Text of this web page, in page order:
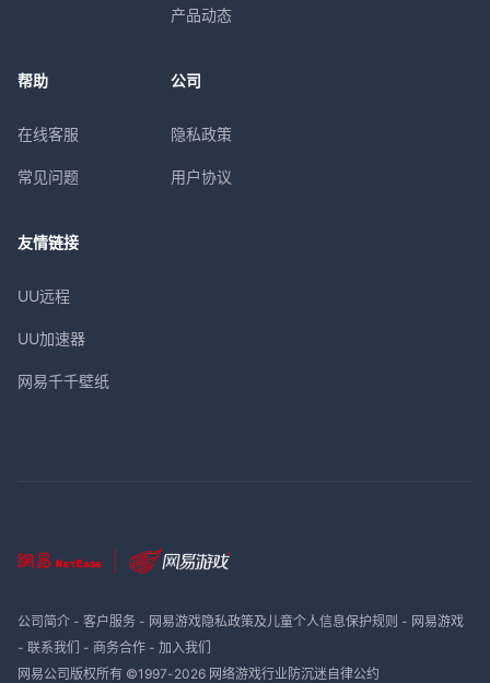
产品动态
帮助
在线客服
常见问题
公司
隐私政策
用户协议
友情链接
UU远程
UU加速器
网易千千壁纸
公司简介- 客户服务- 网易游戏隐私政策及儿童个人信息保护规则 - 网易游戏
- 联系我们 - 商务合作- 加入我们
网易公司版权所有 ©1997-2026 网络游戏行业防沉迷自律公约